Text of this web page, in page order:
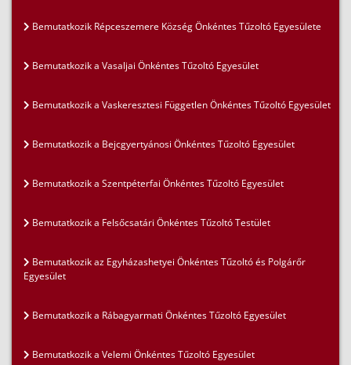
Bemutatkozik Répceszemere Község Önkéntes Tűzoltó Egyesülete
Bemutatkozik a Vasaljai Önkéntes Tűzoltó Egyesület
Bemutatkozik a Vaskeresztesi Független Önkéntes Tűzoltó Egyesület
Bemutatkozik a Bejcgyertyánosi Önkéntes Tűzoltó Egyesület
Bemutatkozik a Szentpéterfai Önkéntes Tűzoltó Egyesület
Bemutatkozik a Felsőcsatári Önkéntes Tűzoltó Testület
Bemutatkozik az Egyházashetyei Önkéntes Tűzoltó és Polgárőr
Egyesület
Bemutatkozik a Rábagyarmati Önkéntes Tűzoltó Egyesület
Bemutatkozik a Velemi Önkéntes Tűzoltó Egyesület